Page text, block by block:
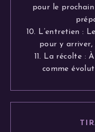
pour le
10. L’entretien :
pour y arriver,
11. La récolte :
comme